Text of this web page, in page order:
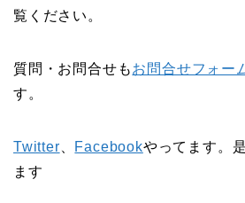
覧ください。
質問・お問合せもお問合せフォー
す。
Twitter Facebookやってます。
ます